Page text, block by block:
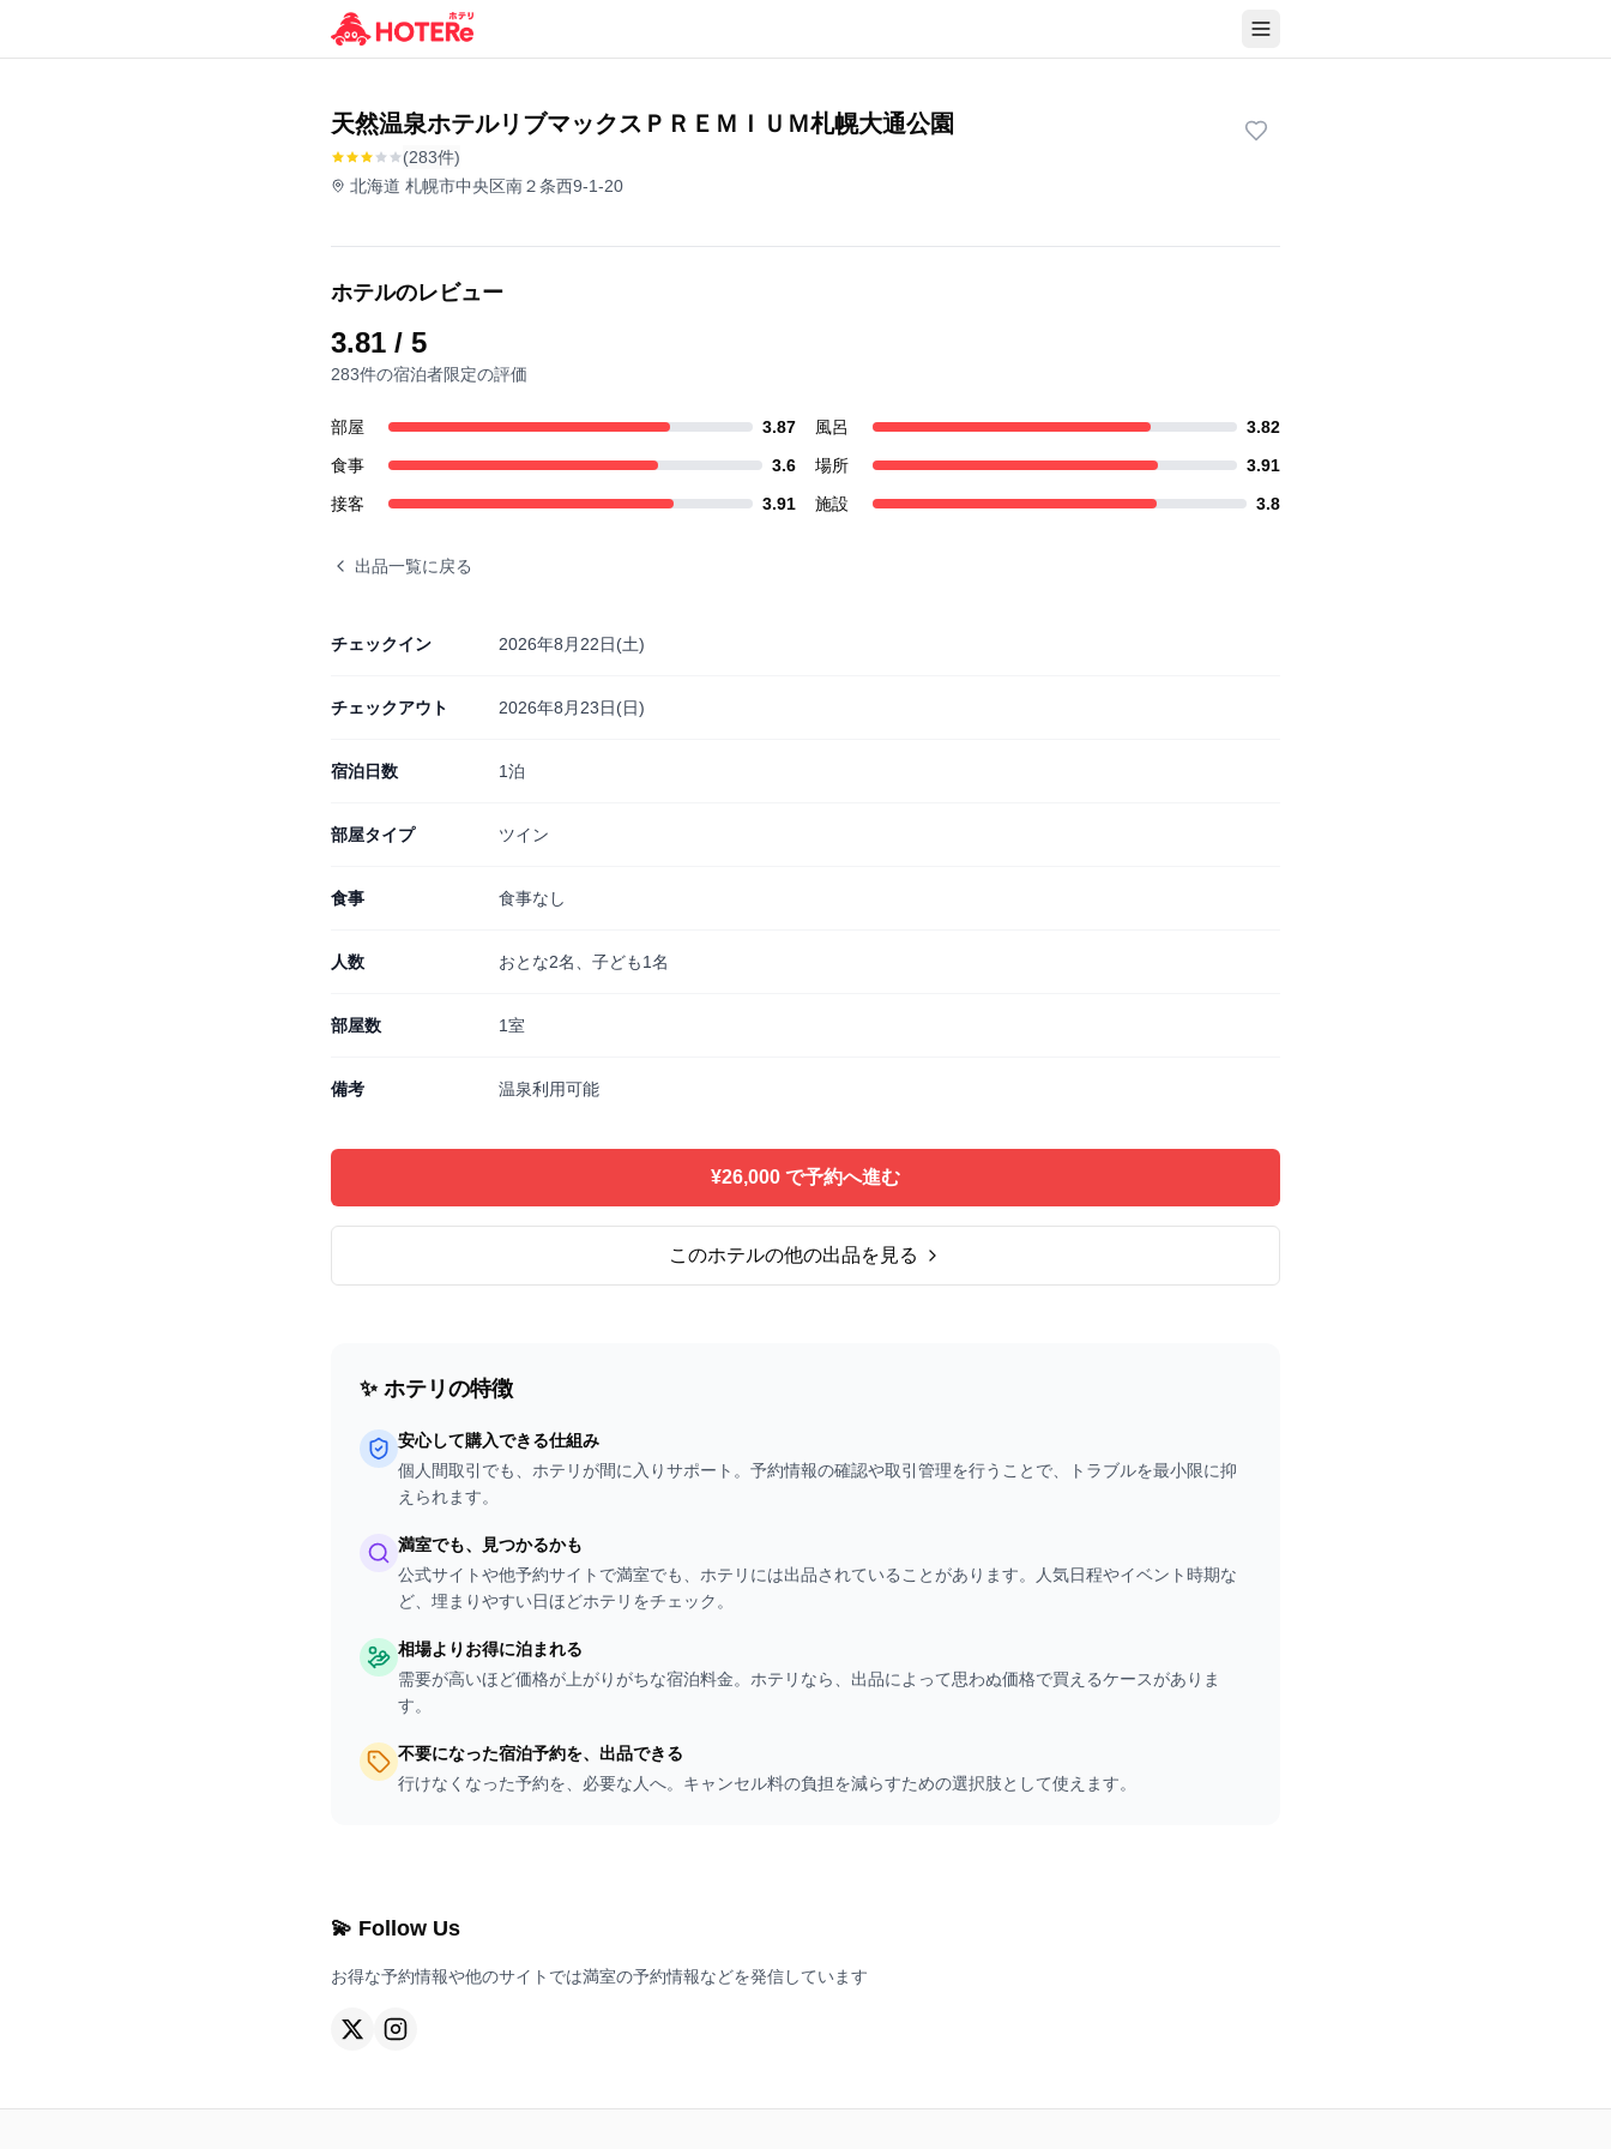
天然温泉ホテルリブマックスＰＲＥＭＩＵＭ札幌大通公園
(283件)
北海道 札幌市中央区南２条西9-1-20
ホテルのレビュー
3.81 / 5
283件の宿泊者限定の評価
部屋 3.87 風呂
3.82
食事
3.6 場所
3.91
接客
3.91 施設 3.8
出品一覧に戻る
チェックイン 2026年8月22日(土)
チェックアウト 2026年8月23日(日)
宿泊日数 1泊
部屋タイプ ツイン
食事 食事なし
人数 おとな2名、子ども1名
部屋数 1室
備考 温泉利用可能
¥26,000 で予約へ進む
このホテルの他の出品を見る
✨ ホテリの特徴
安心して購入できる仕組み
個人間取引でも、ホテリが間に入りサポート。予約情報の確認や取引管理を行うことで、トラブルを最小限に抑
えられます。
満室でも、見つかるかも
公式サイトや他予約サイトで満室でも、ホテリには出品されていることがあります。人気日程やイベント時期な
ど、埋まりやすい日ほどホテリをチェック。
相場よりお得に泊まれる
需要が高いほど価格が上がりがちな宿泊料金。ホテリなら、出品によって思わぬ価格で買えるケースがありま
す。
不要になった宿泊予約を、出品できる
行けなくなった予約を、必要な人へ。キャンセル料の負担を減らすための選択肢として使えます。
💫 Follow Us
お得な予約情報や他のサイトでは満室の予約情報などを発信しています